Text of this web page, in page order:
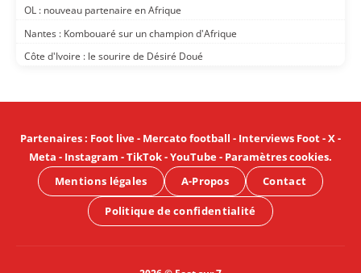
OL : nouveau partenaire en Afrique
Nantes : Kombouaré sur un champion d'Afrique
Côte d'Ivoire : le sourire de Désiré Doué
Partenaires: Foot live- Mercato football - Interviews Foot-X-
Meta - Instagram -TikTok-YouTube- Paramètres cookies.
Mentions légales
A-Propos Contact
Politique de confidentialité